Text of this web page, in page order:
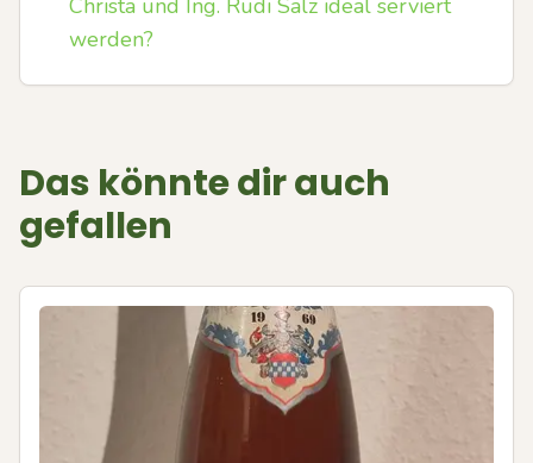
Christa und Ing. Rudi Salz ideal serviert
werden?
Das könnte dir auch
gefallen